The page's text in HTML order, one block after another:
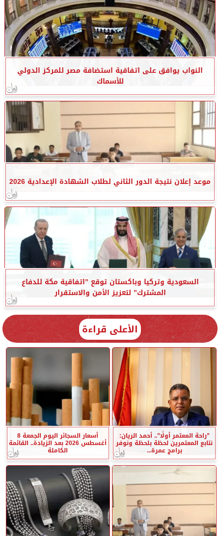
النواب يوافق على اتفاقية استضافة مصر للمركز الدولي
للأسماك
موعد إعلان نتيجة الدور الثاني لطلاب الشهادة الإعدادية 2026
السعودية وتركيا وباكستان توقع ”اتفاقية مكة للدفاع
المشترك” لتعزيز الأمن والاستقرار
الأعلى قراءة
”راحة المعتمر أولًا”.. أحمد الريان:
نتابع المعتمرين لحظة بلحظة ونوفر
برامج عمرة...
أسعار السجائر اليوم الجمعة 8
أغسطس 2026 بعد الزيادة.. القائمة
الكاملة